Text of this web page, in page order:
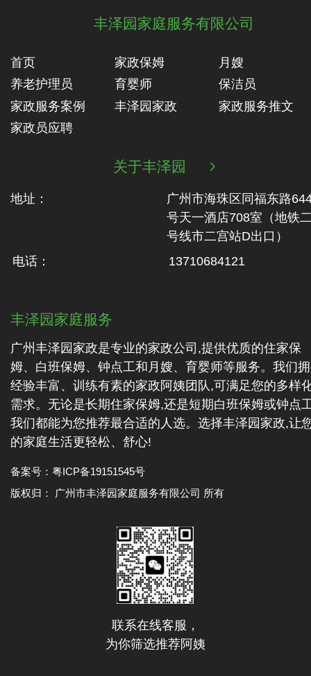
丰泽园家庭服务有限公司
首页 家政保姆
月嫂
养老护理员
育婴师
保洁员
家政服务案例
丰泽园家政
家政服务推文
家政员应聘
关于丰泽园 
地址：
广州市海珠区同福东路
号天一酒店708室（地铁‬
号线市二‬宫站D出口）
电话：
13710684121
丰泽园家庭服务
广州丰泽园家政是专业的家政公司,提供优质的住家保
姆、白班保姆、钟点工和月嫂、育婴师等服务。我们
经验丰富、训练有素的家政阿姨团队,可满足您的多样
需求。无论是长期住家保姆,还是短期白班保姆或钟点
我们都能为您推荐最合适的人选。选择丰泽园家政,让
的家庭生活更轻松、舒心!
备案号： 粤ICP备19151545号
版权归： 广州市丰泽园家庭服务有限公司 所有
联系在线客服，
为你筛选推荐阿姨